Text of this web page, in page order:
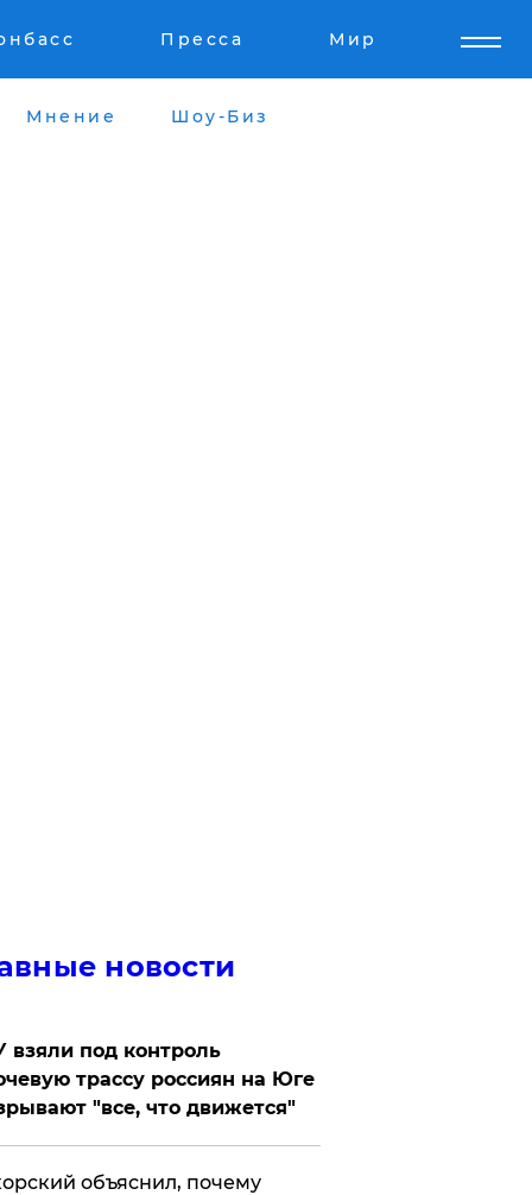
Пресса Мир
Мнение Шоу-Биз
новости
взяли под контроль
трассу россиян на Юге
"все, что движется"
объяснил, почему